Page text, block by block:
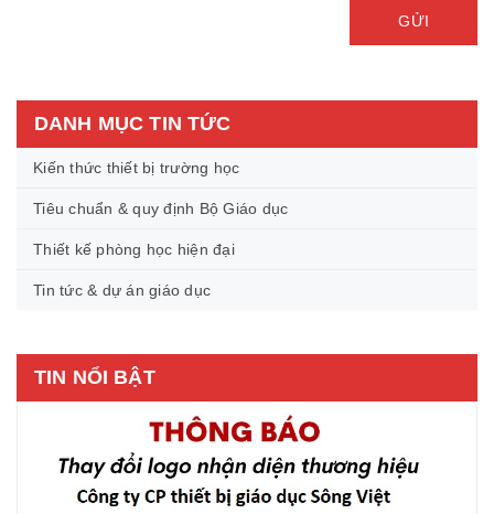
DANH MỤC TIN TỨC
Kiến thức thiết bị trường học
Tiêu chuẩn & quy định Bộ Giáo dục
Thiết kế phòng học hiện đại
Tin tức & dự án giáo dục
TIN NỔI BẬT
GỬI